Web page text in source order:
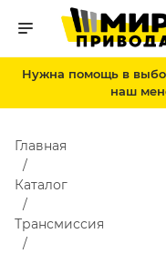
Нужна помощь в
наш
Главная
Каталог
Трансмиссия